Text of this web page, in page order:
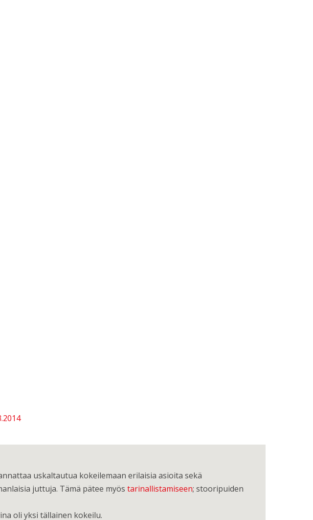
uskaltautua kokeilemaan erilaisia asioita sekä
juttuja. Tämä pätee myös tarinallistamiseen; stooripuiden
oli yksi tällainen kokeilu.